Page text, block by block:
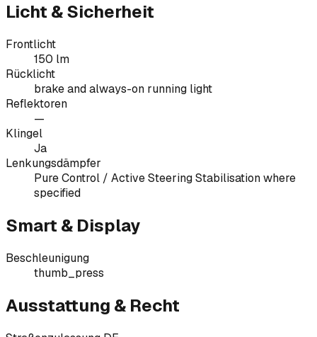
Licht & Sicherheit
Frontlicht
150 lm
Rücklicht
brake and always-on running light
Reflektoren
—
Klingel
Ja
Lenkungsdämpfer
Pure Control / Active Steering Stabilisation where
specified
Smart & Display
Beschleunigung
thumb_press
Ausstattung & Recht